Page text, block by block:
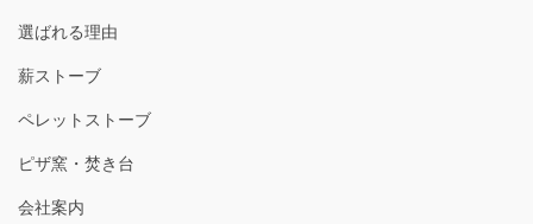
選ばれる理由
薪ストーブ
ペレットストーブ
ピザ窯・焚き台
会社案内